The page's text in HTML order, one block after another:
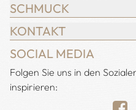
BREITLING
CHOPARD
IWC SCHAFFHAUSEN
JACOB & CO.
LONGINES
SCHMUCK
JUWELIER CABOCHON
CHOPARD
DEMEGLIO
KONTAKT
Adresse:
Juwelier Cabochon
Alstertal EKZ, Heegbarg 31
SOCIAL MEDIA
Folgen Sie uns in den
inspirieren: